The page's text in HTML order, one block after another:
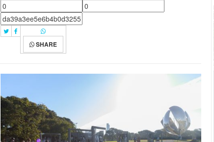
SHARE